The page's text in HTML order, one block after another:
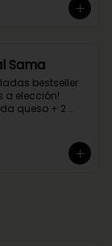
Una
compartir entre
Sama
bestseller
a elección!
queso + 2